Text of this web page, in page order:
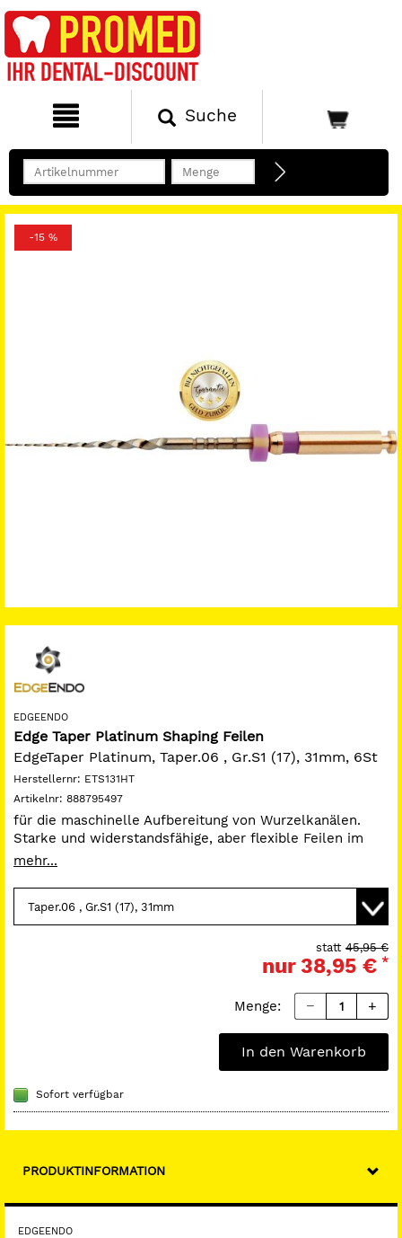
Suche
-15 %
EDGEENDO
Edge Taper Platinum Shaping Feilen
EdgeTaper Platinum, Taper.06 , Gr.S1 (17), 31mm, 6St
Herstellernr: ETS131HT
Artikelnr: 888795497
für die maschinelle Aufbereitung von Wurzelkanälen.
Starke und widerstandsfähige, aber flexible Feilen im
Platin-Standard. Verbesserte Version der Edge Taper
*100% Zufriedenheits-Garantie. Bei Nichtgefallen der
Produkte können Sie diese innerhalb von 4 Wochen ab
Kaufdatum zurückgeben und Sie erhalten Ihr Geld
mehr...
45,95 €
statt
nur 38,95 € *
Menge:
In den Warenkorb
Sofort verfügbar
PRODUKTINFORMATION
EDGEENDO